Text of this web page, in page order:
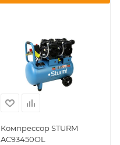
Компрессор STURM
AC93450OL